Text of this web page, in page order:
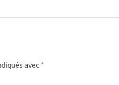
avec*